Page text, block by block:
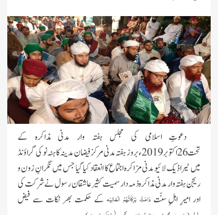
دعوتِ اسلامی کی مجلس ہفتہ وار مدنی مذاکرہ کے
تحت 26اکتوبر2019ءبروز ہفتہ مدنی مرکز فیضان مدینہ کاہنہ نو کی گراؤنڈ
میں ٹیراڈیک لائیو مدنی مزاکرہ اجتماع کا انعقاد کیا گیا جس میں نگرانِ زون و
ریجن ہفتہ وار مدنی مذاکرہ ذمہ دار سمیت کثیر عاشقان رسول نے شرکت کی
اور امیرِ اہلِ سنّتدَامَتْ بَرَکَاتُہُمُ الْعَالِیَہ کے حکمت بھر نکات سے فیض